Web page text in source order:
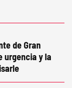
de Gran
urgencia y la